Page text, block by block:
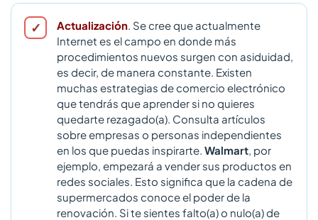
Actualización . Se cree que actualmente
Internet es el campo en donde más
procedimientos nuevos surgen con asiduidad,
es decir, de manera constante. Existen
muchas estrategias de comercio electrónico
que tendrás que aprender si no quieres
quedarte rezagado(a). Consulta artículos
sobre empresas o personas independientes
en los que puedas inspirarte. Walmart , por
ejemplo, empezará a vender sus productos en
redes sociales. Esto significa que la cadena de
supermercados conoce el poder de la
renovación. Si te sientes falto(a) o nulo(a) de